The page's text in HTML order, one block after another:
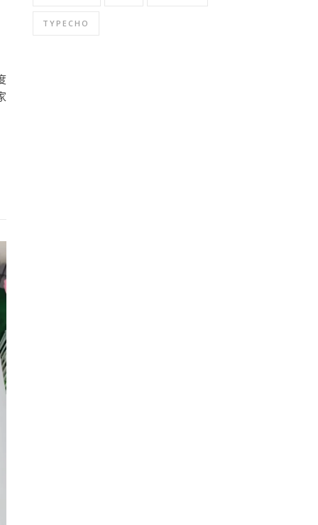
TYPECHO